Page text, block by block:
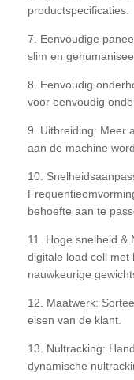
productspecificaties.
7. Eenvoudige
slim en
8. Eenvoudig
voor eenvoudig
9. Uitbreiding: Meer
aan de machine
10.
behoefte aan te
11. Hoge snelheid &
digitale load cell met
nauwkeurige
12. Maatwerk:
eisen van de klant.
13. Nultracking:
dynamische